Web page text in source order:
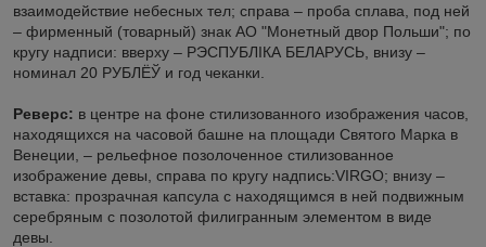
взаимодействие небесных тел; справа – проба сплава, под ней
– фирменный (товарный) знак АО "Монетный двор Польши"; по
кругу надписи: вверху – РЭСПУБЛIКА БЕЛАРУСЬ, внизу –
номинал 20 РУБЛЁЎ и год чеканки.
Реверс: в центре на фоне стилизованного изображения часов,
находящихся на часовой башне на площади Святого Марка в
Венеции, – рельефное позолоченное стилизованное
изображение девы, справа по кругу надпись:VIRGO; внизу –
вставка: прозрачная капсула с находящимся в ней подвижным
серебряным с позолотой филигранным элементом в виде
девы.